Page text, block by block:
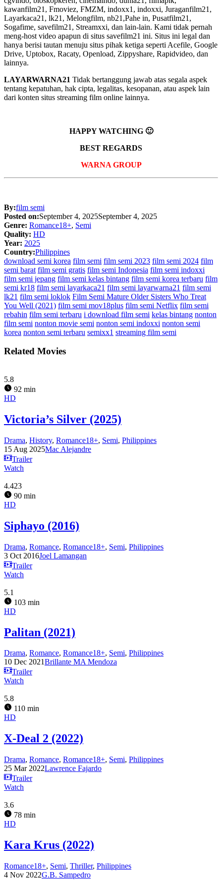
kawanfilm21, Fmoviez, FMZM, indoxx1, indoxxi, Juraganfilm21,
Layarkaca21, lk21, Melongfilm, nb21,Pahe in, Pusatfilm21,
Sogafime, savefilm21, Streamxxi, dan lain-lain. Kami tidak pernah
meng-host video apapun di situs savefilm21 ini. Situs ini legal dan
hanya berisi tautan menuju situs pihak ketiga seperti Acefile, Google
Drive, Uptobox, Racaty, Openload, Zippyshare, Rapidvideo, dan
lainnya.
LAYARWARNA21 Tidak bertanggung jawab atas segala aspek
tentang kepatuhan, hak cipta, legalitas, kesopanan, atau aspek lain
dari konten situs streaming film online lainnya.
HAPPY WATCHING 🙂
BEST REGARDS
WARNA GROUP
By:film semi
Posted on:September 4, 2025September 4, 2025
Genre: Romance18+, Semi
Quality: HD
Year: 2025
Country:Philippines
download semi korea film semi film semi 2023 film semi 2024 film
semi barat film semi gratis film semi Indonesia film semi indoxxi
film semi jepang film semi kelas bintang film semi korea terbaru film
semi kr18 film semi layarkaca21 film semi layarwarna21 film semi
lk21 film semi loklok Film Semi Mature Older Sisters Who Treat
You Well (2021) film semi mov18plus film semi Netflix film semi
rebahin film semi terbaru i download film semi kelas bintang nonton
film semi nonton movie semi nonton semi indoxxi nonton semi
korea nonton semi terbaru semixx1 streaming film semi
Related Movies
5.8
92 min
HD
Victoria’s Silver (2025)
Drama, History, Romance18+, Semi, Philippines
15 Aug 2025Mac Alejandre
Trailer
Watch
4.423
90 min
HD
Siphayo (2016)
Drama, Romance, Romance18+, Semi, Philippines
3 Oct 2016Joel Lamangan
Trailer
Watch
5.1
103 min
HD
Palitan (2021)
Drama, Romance, Romance18+, Semi, Philippines
10 Dec 2021Brillante MA Mendoza
Trailer
Watch
5.8
110 min
HD
X-Deal 2 (2022)
Drama, Romance, Romance18+, Semi, Philippines
25 Mar 2022Lawrence Fajardo
Trailer
Watch
3.6
78 min
HD
Kara Krus (2022)
Romance18+, Semi, Thriller, Philippines
4 Nov 2022G.B. Sampedro